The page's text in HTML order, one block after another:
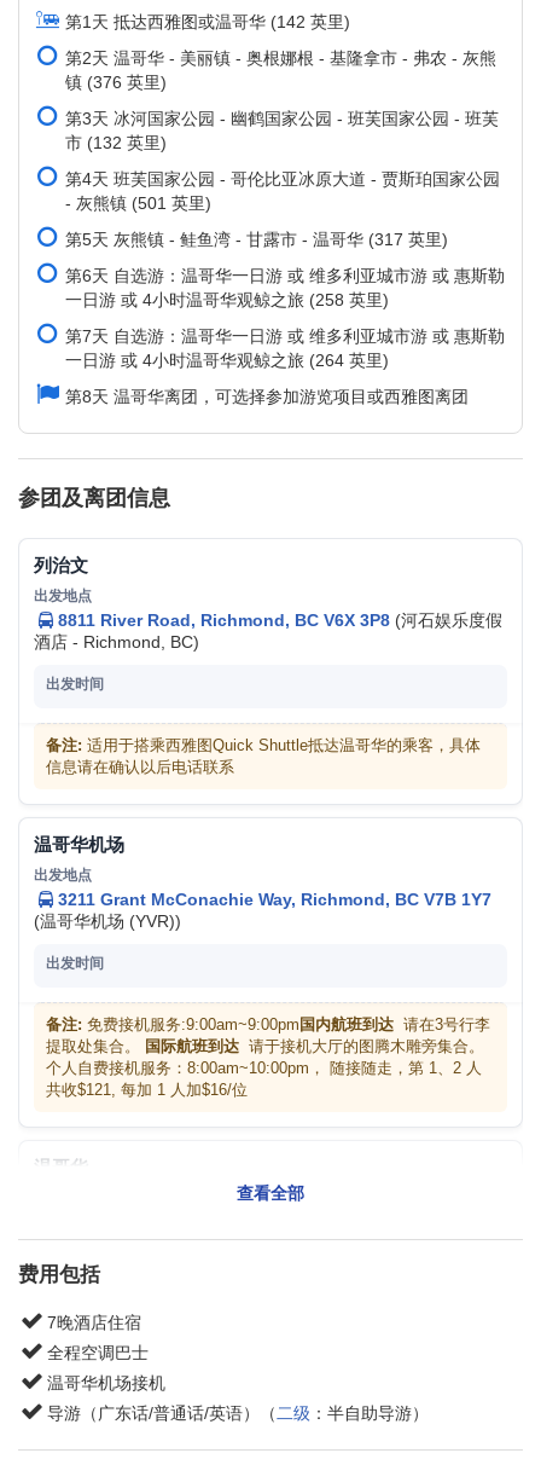
第1天 抵达西雅图或温哥华 (142 英里)
第2天 温哥华 - 美丽镇 - 奥根娜根 - 基隆拿市 - 弗农 - 灰熊
镇 (376 英里)
第3天 冰河国家公园 - 幽鹤国家公园 - 班芙国家公园 - 班芙
市 (132 英里)
第4天 班芙国家公园 - 哥伦比亚冰原大道 - 贾斯珀国家公园
- 灰熊镇 (501 英里)
第5天 灰熊镇 - 鲑鱼湾 - 甘露市 - 温哥华 (317 英里)
第6天 自选游：温哥华一日游 或 维多利亚城市游 或 惠斯勒
一日游 或 4小时温哥华观鲸之旅 (258 英里)
第7天 自选游：温哥华一日游 或 维多利亚城市游 或 惠斯勒
一日游 或 4小时温哥华观鲸之旅 (264 英里)
第8天 温哥华离团，可选择参加游览项目或西雅图离团
参团及离团信息
列治文
8811 River Road, Richmond, BC V6X 3P8(河石娱乐度假
酒店 - Richmond, BC)
备注: 适用于搭乘西雅图Quick Shuttle抵达温哥华的乘客，具体
信息请在确认以后电话联系
温哥华机场
3211 Grant McConachie Way, Richmond, BC V7B 1Y7
(温哥华机场 (YVR))
备注: 免费接机服务:9:00am~9:00pm 国内航班到达 请在3号行李
提取处集合。
国际航班到达 请于接机大厅的图腾木雕旁集合。
个人自费接机服务：8:00am~10:00pm， 随接随走，第 1、2 人
共收$121, 每加 1 人加$16/位
温哥华
太平洋酒店)
9:00am
西雅图机场
查看全部
费用包括
7晚酒店住宿
全程空调巴士
温哥华机场接机
导游（广东话/普通话/英语）（二级 ：半自助导游）